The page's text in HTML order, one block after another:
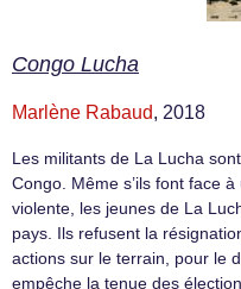
Congo Lucha
Marlène Rabaud, 2018
Les militants de La Lucha
Congo. Même s’ils font face
violente, les jeunes de La
pays. Ils refusent la
actions sur le terrain, pour le
empêche la tenue des